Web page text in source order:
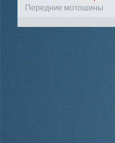
Передние мотошины